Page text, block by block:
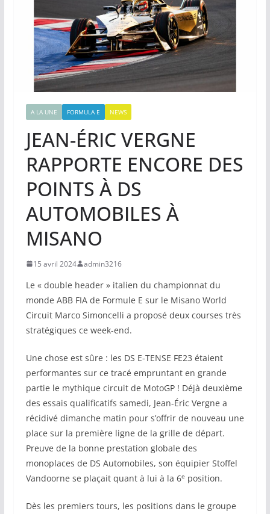
A LA UNE FORMULA E NEWS
JEAN-ÉRIC VERGNE
RAPPORTE ENCORE DES
POINTS À DS
AUTOMOBILES À
MISANO
15 avril 2024 admin3216
Le « double header » italien du championnat du
monde ABB FIA de Formule E sur le Misano World
Circuit Marco Simoncelli a proposé deux courses très
stratégiques ce week-end.
Une chose est sûre : les DS E-TENSE FE23 étaient
performantes sur ce tracé empruntant en grande
partie le mythique circuit de MotoGP ! Déjà deuxième
des essais qualificatifs samedi, Jean-Éric Vergne a
récidivé dimanche matin pour s’offrir de nouveau une
place sur la première ligne de la grille de départ.
Preuve de la bonne prestation globale des
monoplaces de DS Automobiles, son équipier Stoffel
Vandoorne se plaçait quant à lui à la 6e position.
Dès les premiers tours, les positions dans le groupe